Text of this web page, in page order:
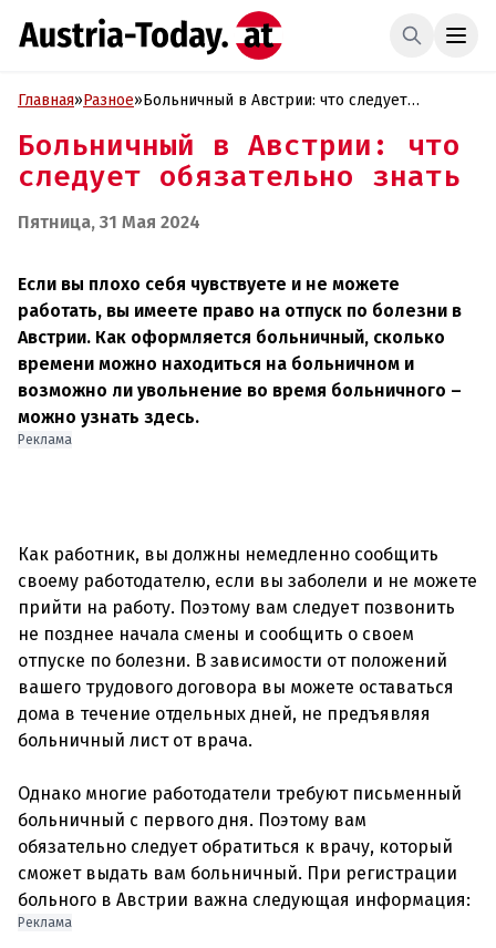
Главная»Разное»Больничный в Австрии: что следует
Больничный в Австрии: что
следует обязательно знать
Пятница, 31 Мая 2024
Если вы плохо себя чувствуете и не можете
работать, вы имеете право на отпуск по болезни в
Австрии. Как оформляется больничный, сколько
времени можно находиться на больничном и
возможно ли увольнение во время больничного –
можно узнать здесь.
Реклама
Как работник, вы должны немедленно сообщить
своему работодателю, если вы заболели и не можете
прийти на работу. Поэтому вам следует позвонить
не позднее начала смены и сообщить о своем
отпуске по болезни. В зависимости от положений
вашего трудового договора вы можете оставаться
дома в течение отдельных дней, не предъявляя
больничный лист от врача.
Однако многие работодатели требуют письменный
больничный с первого дня. Поэтому вам
обязательно следует обратиться к врачу, который
сможет выдать вам больничный. При регистрации
Реклама